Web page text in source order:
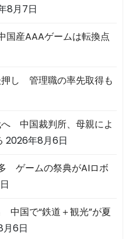
8月7日
国産AAAゲームは転換点
し 管理職の率先取得も
中国裁判所、母親によ
2026年8月6日
ゲームの祭典がAIロボ
中国で“鉄道＋観光”が夏
6日